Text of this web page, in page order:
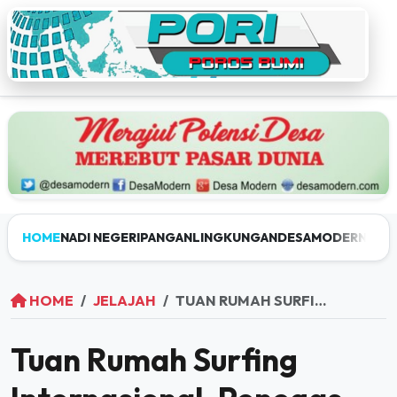
HOMENADI NEGERIPANGANLINGKUNGANDESAMODERN
HOME JELAJAH TUAN RUMAH SURFING INTERNASIONAL, PENEGAS MENTAWAI DESTINASI SELANCAR TERBAIK DUNIA
Tuan Rumah Surfing